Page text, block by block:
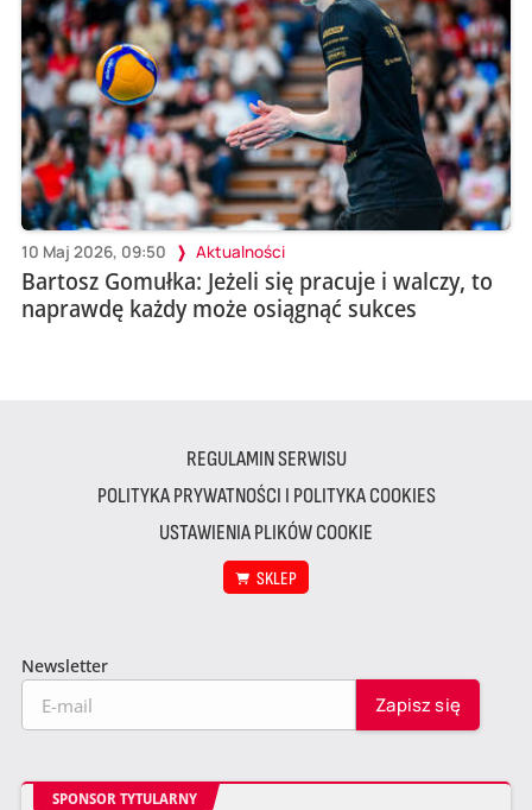
10 Maj 2026, 09:50 Aktualności
Bartosz Gomułka: Jeżeli się pracuje i walczy, to
naprawdę każdy może osiągnąć sukces
REGULAMIN SERWISU
POLITYKA PRYWATNOŚCI I POLITYKA COOKIES
USTAWIENIA PLIKÓW COOKIE
SKLEP
Newsletter
SPONSOR TYTULARNY